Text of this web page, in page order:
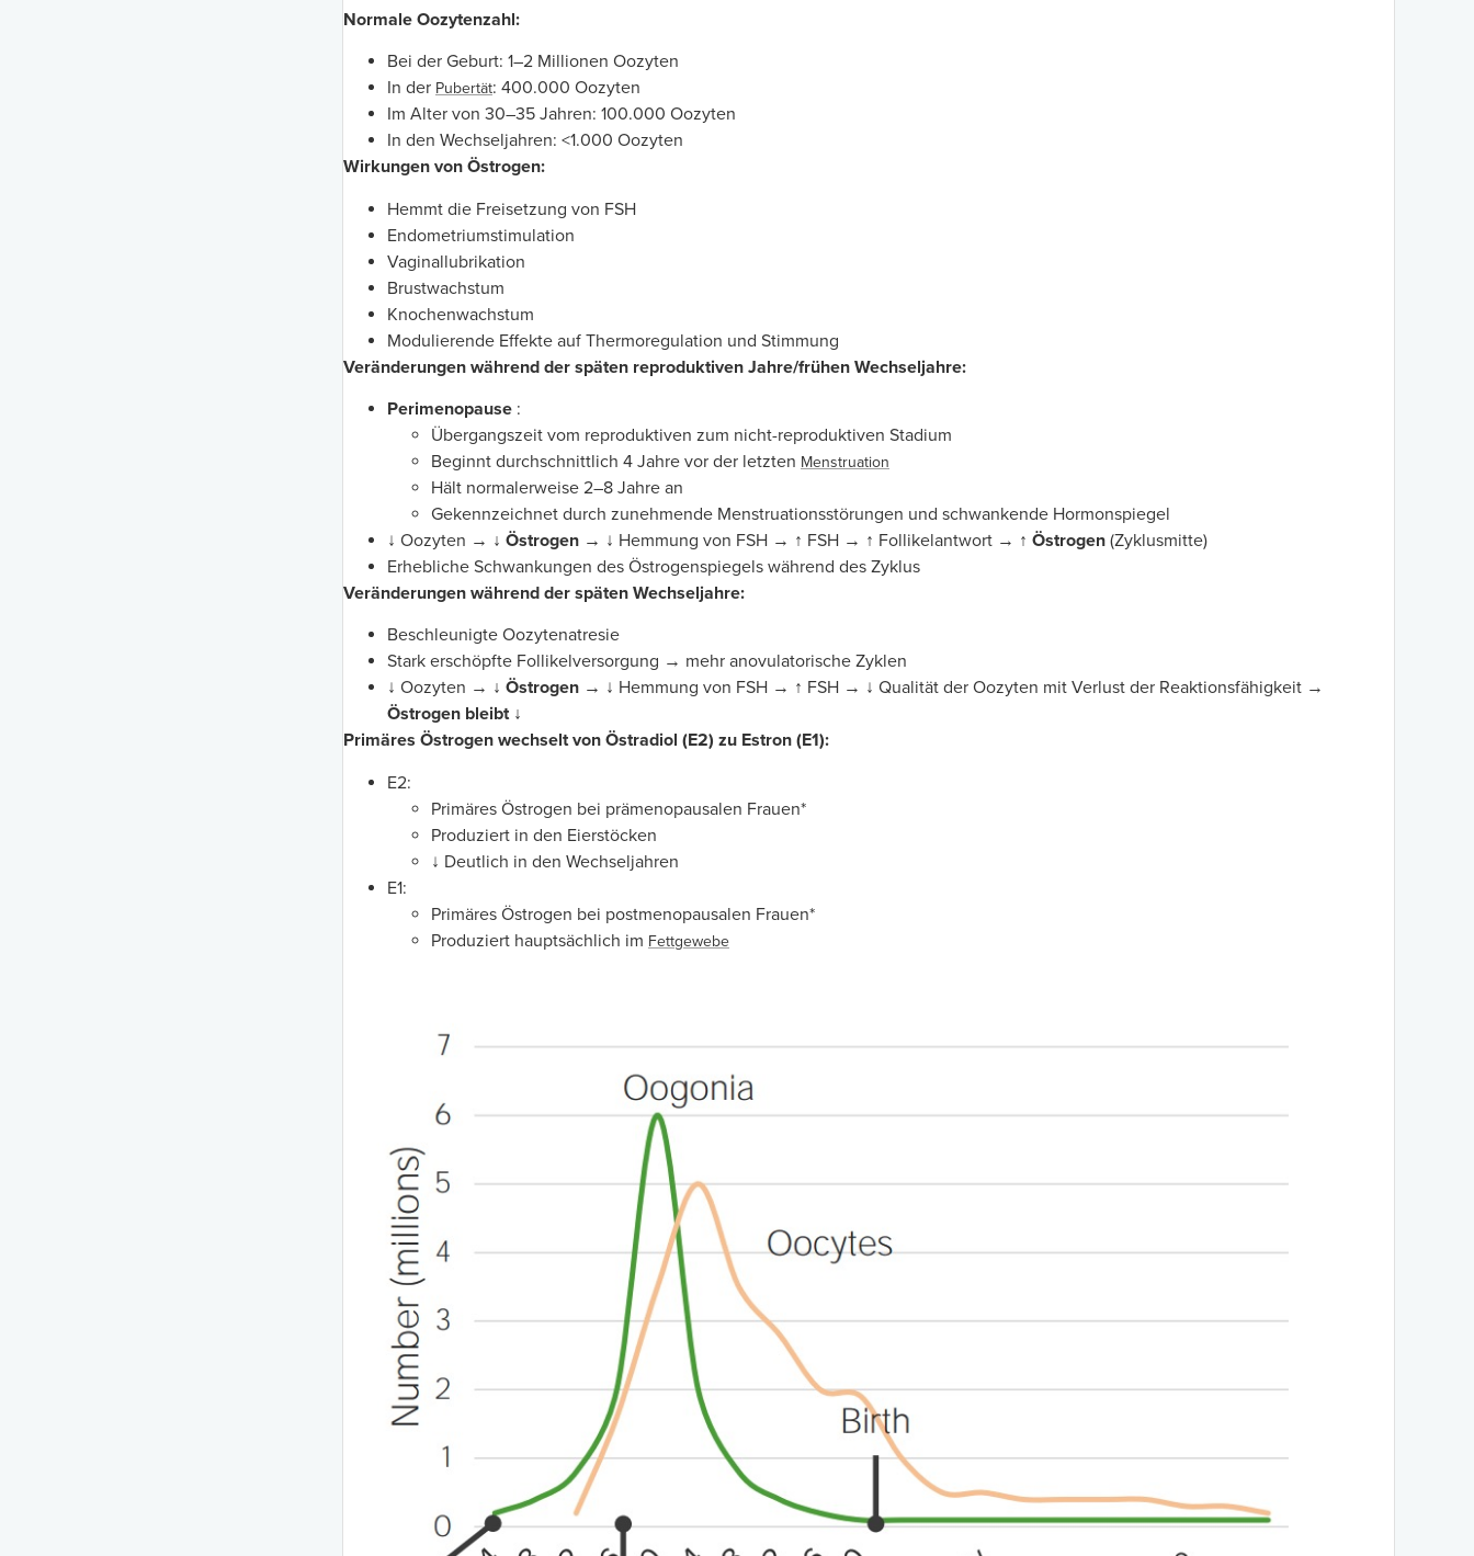
Normale Oozytenzahl:
Bei der Geburt: 1–2 Millionen Oozyten
In der Pubertät: 400.000 Oozyten
Im Alter von 30–35 Jahren: 100.000 Oozyten
In den Wechseljahren: <1.000 Oozyten
Wirkungen von Östrogen:
Hemmt die Freisetzung von FSH
Endometriumstimulation
Vaginallubrikation
Brustwachstum
Knochenwachstum
Modulierende Effekte auf Thermoregulation und Stimmung
Veränderungen während der späten reproduktiven Jahre/frühen Wechseljahre:
Perimenopause :
Übergangszeit vom reproduktiven zum nicht-reproduktiven Stadium
Beginnt durchschnittlich 4 Jahre vor der letzten Menstruation
Hält normalerweise 2–8 Jahre an
Gekennzeichnet durch zunehmende Menstruationsstörungen und schwankende Hormonspiegel
↓ Oozyten → ↓ Östrogen → ↓ Hemmung von FSH → ↑ FSH → ↑ Follikelantwort → ↑ Östrogen (Zyklusmitte)
Erhebliche Schwankungen des Östrogenspiegels während des Zyklus
Veränderungen während der späten Wechseljahre:
Beschleunigte Oozytenatresie
Stark erschöpfte Follikelversorgung → mehr anovulatorische Zyklen
↓ Oozyten → ↓ Östrogen → ↓ Hemmung von FSH → ↑ FSH → ↓ Qualität der Oozyten mit Verlust der Reaktionsfähigkeit →
Östrogen bleibt ↓
Primäres Östrogen wechselt von Östradiol (E2) zu Estron (E1):
E2:
Primäres Östrogen bei prämenopausalen Frauen*
Produziert in den Eierstöcken
↓ Deutlich in den Wechseljahren
E1:
Primäres Östrogen bei postmenopausalen Frauen*
Produziert hauptsächlich im Fettgewebe